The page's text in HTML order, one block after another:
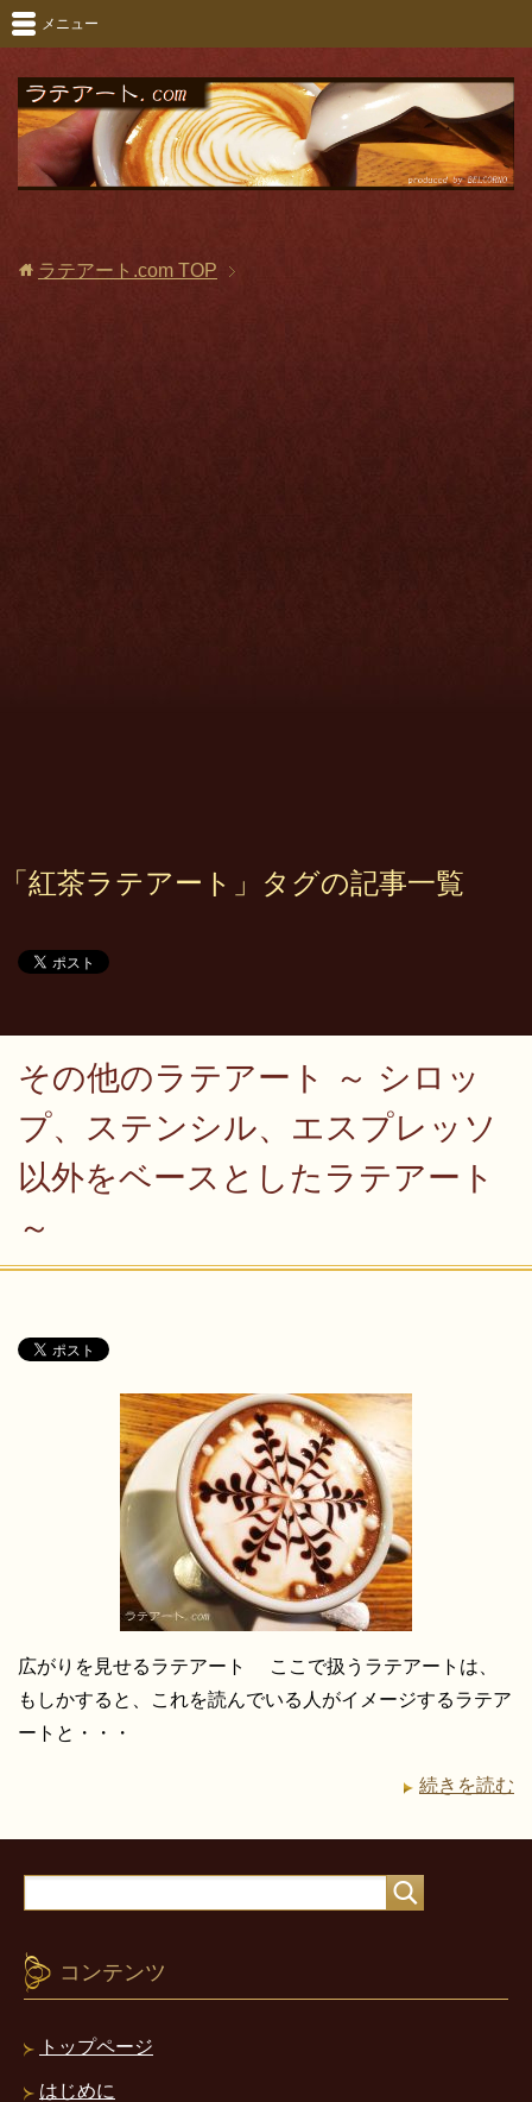
メニュー
ラテアート.com TOP
「紅茶ラテアート」タグの記事一覧
その他のラテアート ～ シロッ
プ、ステンシル、エスプレッソ
以外をベースとしたラテアート
～
広がりを見せるラテアート ここで扱うラテアートは、
もしかすると、これを読んでいる人がイメージするラテア
ートと・・・
続きを読む
コンテンツ
トップページ
はじめに